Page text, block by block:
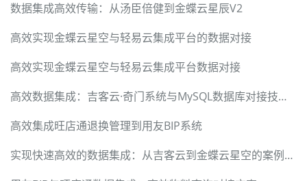
数据集成高效传输：从汤臣倍健到金蝶云星辰V2
高效实现金蝶云星空与轻易云集成平台的数据对接
高效实现金蝶云星空与轻易云集成平台数据对接
高效数据集成：吉客云·奇门系统与MySQL数据库对接技术分享
高效集成旺店通退换管理到用友BIP系统
实现快速高效的数据集成：从吉客云到金蝶云星空的案例分析